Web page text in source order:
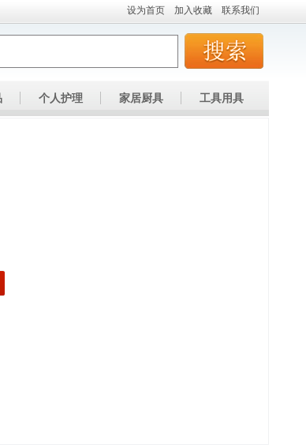
设为首页 加入收藏 联系我们
个人护理 家居厨具 工具用具